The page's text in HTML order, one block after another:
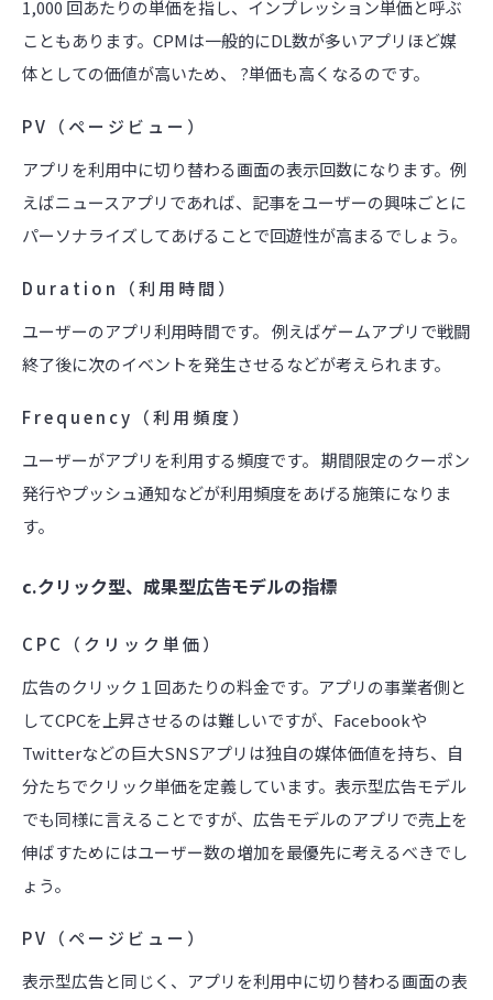
1,000 回あたりの単価を指し、インプレッション単価と呼ぶ
こともあります。CPMは一般的にDL数が多いアプリほど媒
体としての価値が高いため、 ?単価も高くなるのです。
PV（ページビュー）
アプリを利用中に切り替わる画面の表示回数になります。例
えばニュースアプリであれば、記事をユーザーの興味ごとに
パーソナライズしてあげることで回遊性が高まるでしょう。
Duration（利用時間）
ユーザーのアプリ利用時間です。 例えばゲームアプリで戦闘
終了後に次のイベントを発生させるなどが考えられます。
Frequency（利用頻度）
ユーザーがアプリを利用する頻度です。 期間限定のクーポン
発行やプッシュ通知などが利用頻度をあげる施策になりま
す。
c.クリック型、成果型広告モデルの指標
CPC（クリック単価）
広告のクリック１回あたりの料金です。アプリの事業者側と
してCPCを上昇させるのは難しいですが、Facebookや
Twitterなどの巨大SNSアプリは独自の媒体価値を持ち、自
分たちでクリック単価を定義しています。表示型広告モデル
でも同様に言えることですが、広告モデルのアプリで売上を
伸ばすためにはユーザー数の増加を最優先に考えるべきでし
ょう。
PV（ページビュー）
表示型広告と同じく、アプリを利用中に切り替わる画面の表